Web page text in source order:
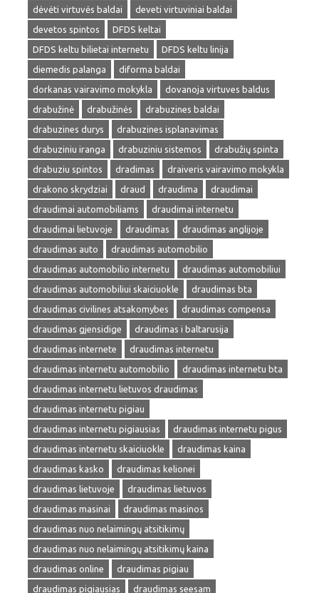
dėvėti virtuvės baldai
deveti virtuviniai baldai
devetos spintos
DFDS keltai
DFDS keltu bilietai internetu
DFDS keltu linija
diemedis palanga
diforma baldai
dorkanas vairavimo mokykla
dovanoja virtuves baldus
drabužinė
drabužinės
drabuzines baldai
drabuzines durys
drabuzines isplanavimas
drabuziniu iranga
drabuziniu sistemos
drabužių spinta
drabuziu spintos
dradimas
draiveris vairavimo mokykla
drakono skrydziai
draud draudima
draudimai
draudimai automobiliams
draudimai internetu
draudimai lietuvoje
draudimas
draudimas anglijoje
draudimas auto
draudimas automobilio
draudimas automobilio internetu
draudimas automobiliui
draudimas automobiliui skaiciuokle
draudimas bta
draudimas civilines atsakomybes
draudimas compensa
draudimas gjensidige
draudimas i baltarusija
draudimas internete
draudimas internetu
draudimas internetu automobilio
draudimas internetu bta
draudimas internetu lietuvos draudimas
draudimas internetu pigiau
draudimas internetu pigiausias
draudimas internetu pigus
draudimas internetu skaiciuokle
draudimas kaina
draudimas kasko
draudimas kelionei
draudimas lietuvoje
draudimas lietuvos
draudimas masinai
draudimas masinos
draudimas nuo nelaimingų atsitikimų
draudimas nuo nelaimingų atsitikimų kaina
draudimas online
draudimas pigiau
draudimas pigiausias
draudimas seesam